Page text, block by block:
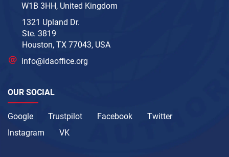
W1B 3HH, United Kingdom
1321 Upland Dr.
Ste. 3819
Houston, TX 77043, USA
info@idaoffice.org
OUR SOCIAL
Google Trustpilot Facebook
Twitter
Instagram
VK